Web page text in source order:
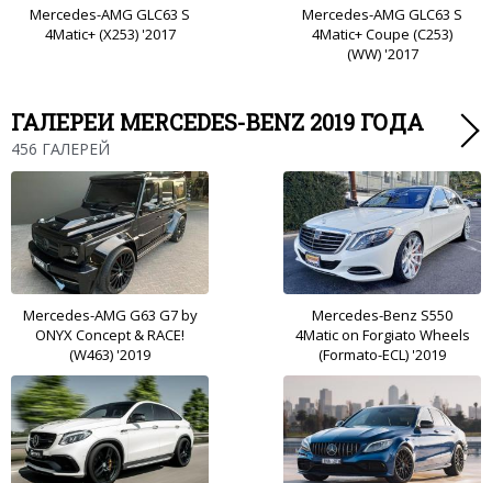
Mercedes-AMG GLC63 S
4Matic+ (X253) '2017
Mercedes-AMG GLC63 S
4Matic+ Coupe (C253)
(WW) '2017
ГАЛЕРЕИ MERCEDES-BENZ 2019 ГОДА
456 ГАЛЕРЕЙ
Mercedes-AMG G63 G7 by
ONYX Concept & RACE!
(W463) '2019
Mercedes-Benz S550
4Matic on Forgiato Wheels
(Formato-ECL) '2019